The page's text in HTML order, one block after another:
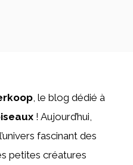
, le blog dédié à
! Aujourd’hui,
fascinant des
petites créatures